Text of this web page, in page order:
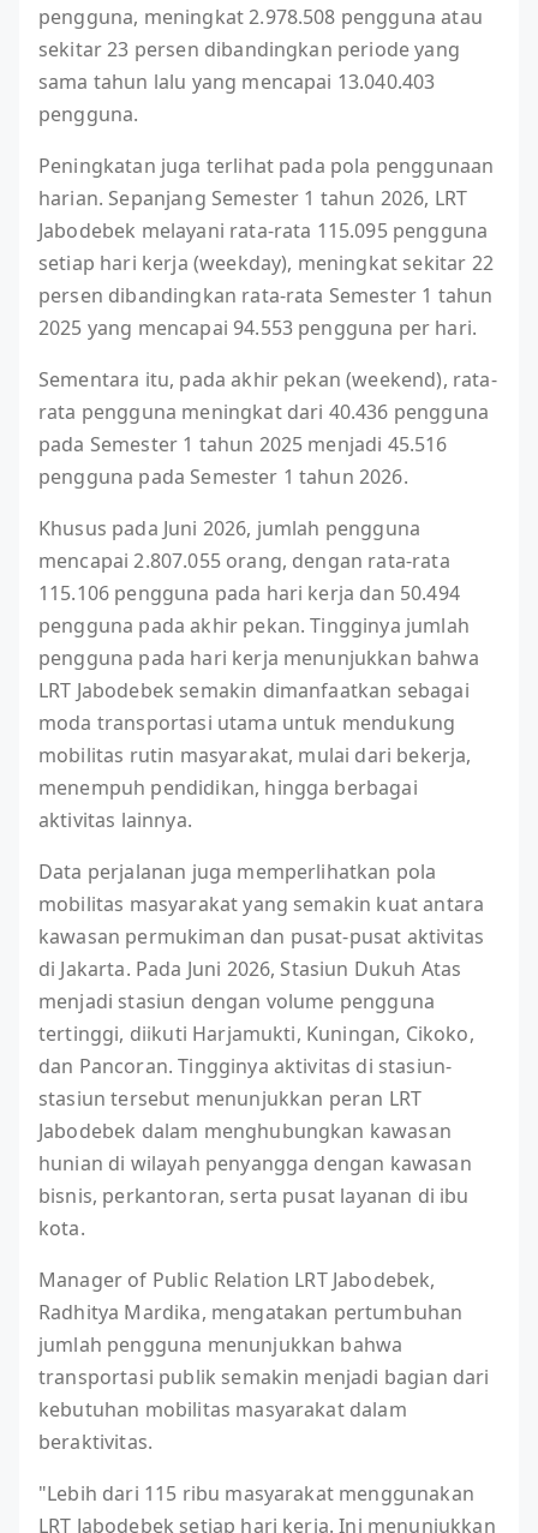
pengguna, meningkat 2.978.508 pengguna atau
sekitar 23 persen dibandingkan periode yang
sama tahun lalu yang mencapai 13.040.403
pengguna.
Peningkatan juga terlihat pada pola penggunaan
harian. Sepanjang Semester 1 tahun 2026, LRT
Jabodebek melayani rata-rata 115.095 pengguna
setiap hari kerja (weekday), meningkat sekitar 22
persen dibandingkan rata-rata Semester 1 tahun
2025 yang mencapai 94.553 pengguna per hari.
Sementara itu, pada akhir pekan (weekend), rata-
rata pengguna meningkat dari 40.436 pengguna
pada Semester 1 tahun 2025 menjadi 45.516
pengguna pada Semester 1 tahun 2026.
Khusus pada Juni 2026, jumlah pengguna
mencapai 2.807.055 orang, dengan rata-rata
115.106 pengguna pada hari kerja dan 50.494
pengguna pada akhir pekan. Tingginya jumlah
pengguna pada hari kerja menunjukkan bahwa
LRT Jabodebek semakin dimanfaatkan sebagai
moda transportasi utama untuk mendukung
mobilitas rutin masyarakat, mulai dari bekerja,
menempuh pendidikan, hingga berbagai
aktivitas lainnya.
Data perjalanan juga memperlihatkan pola
mobilitas masyarakat yang semakin kuat antara
kawasan permukiman dan pusat-pusat aktivitas
di Jakarta. Pada Juni 2026, Stasiun Dukuh Atas
menjadi stasiun dengan volume pengguna
tertinggi, diikuti Harjamukti, Kuningan, Cikoko,
dan Pancoran. Tingginya aktivitas di stasiun-
stasiun tersebut menunjukkan peran LRT
Jabodebek dalam menghubungkan kawasan
hunian di wilayah penyangga dengan kawasan
bisnis, perkantoran, serta pusat layanan di ibu
kota.
Manager of Public Relation LRT Jabodebek,
Radhitya Mardika, mengatakan pertumbuhan
jumlah pengguna menunjukkan bahwa
transportasi publik semakin menjadi bagian dari
kebutuhan mobilitas masyarakat dalam
beraktivitas.
"Lebih dari 115 ribu masyarakat menggunakan
LRT Jabodebek setiap hari kerja. Ini menunjukkan